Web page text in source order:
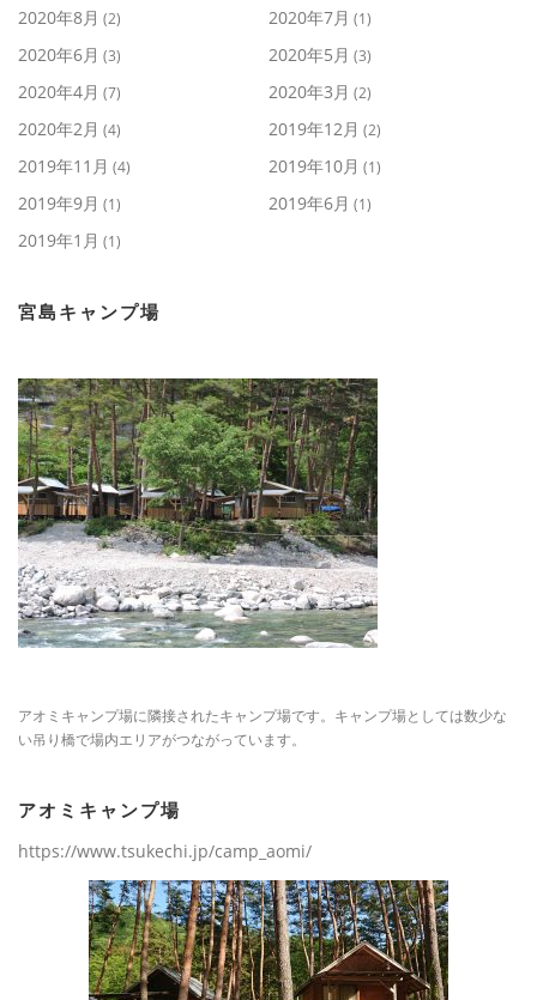
2020年8月 (2) 2020年7月 (1)
2020年6月 (3) 2020年5月 (3)
2020年4月 (7) 2020年3月 (2)
2020年2月 (4) 2019年12月 (2)
2019年11月 (4) 2019年10月 (1)
2019年9月 (1) 2019年6月 (1)
2019年1月 (1)
宮島キャンプ場
アオミキャンプ場に隣接されたキャンプ場です。キャンプ場としては数少な
い吊り橋で場内エリアがつながっています。
アオミキャンプ場
https://www.tsukechi.jp/camp_aomi/